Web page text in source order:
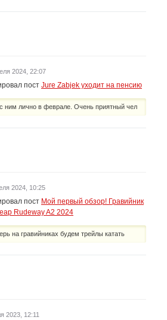
2024, 22:07
пост Jure Zabjek уходит на пенсию
ним лично в феврале. Очень приятный чел
2024, 10:25
пост Мой первый обзор! Гравийник
Rudeway A2 2024
на гравийниках будем трейлы катать
2023, 12:11